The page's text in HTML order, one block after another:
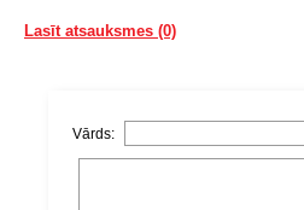
Lasīt atsauksmes (0)
Vārds: